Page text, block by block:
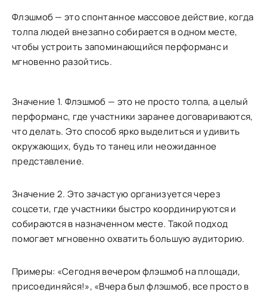
Флэшмоб — это спонтанное массовое действие, когда
толпа людей внезапно собирается в одном месте,
чтобы устроить запоминающийся перформанс и
мгновенно разойтись.
Значение 1. Флэшмоб — это не просто толпа, а целый
перформанс, где участники заранее договариваются,
что делать. Это способ ярко выделиться и удивить
окружающих, будь то танец или неожиданное
представление.
Значение 2. Это зачастую организуется через
соцсети, где участники быстро координируются и
собираются в назначенном месте. Такой подход
помогает мгновенно охватить большую аудиторию.
Примеры: «Сегодня вечером флэшмоб на площади,
присоединяйся!», «Вчера был флэшмоб, все просто в